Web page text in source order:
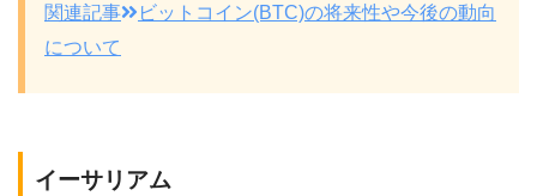
関連記事
ビットコイン(BTC)の将来性や今後の動向
について
イーサリアム